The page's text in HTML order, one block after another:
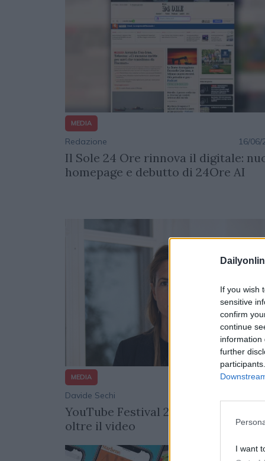
If you wish
sensitive
confirm
continue
information
further
I want
MEDIA
Redazione 16/06/
Il Sole 24 Ore rinnova il digitale:
homepage e debutto di 24Ore AI
MEDIA
Davide Sechi
YouTube Festival 2026: la
oltre il video